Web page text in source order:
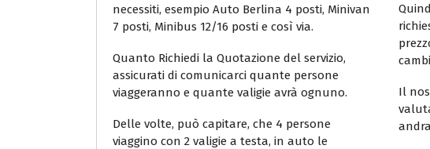
necessiti, esempio Auto Berlina 4 posti, Minivan
7 posti, Minibus 12/16 posti e così via.
Quanto Richiedi la Quotazione del servizio,
assicurati di comunicarci quante persone
viaggeranno e quante valigie avrà ognuno.
Delle volte, può capitare, che 4 persone
viaggino con 2 valigie a testa, in auto le
Il